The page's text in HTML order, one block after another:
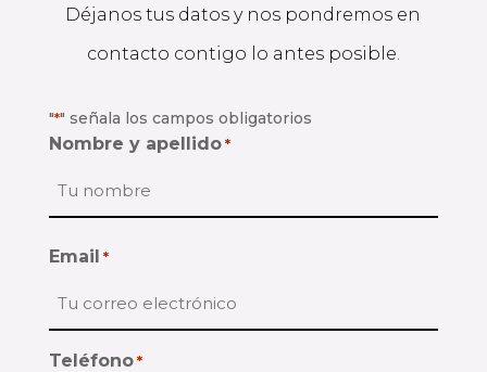
Déjanos tus datos y nos pondremos en
contacto contigo lo antes posible.
"*" señala los campos obligatorios
Nombre y apellido *
Email *
Teléfono *